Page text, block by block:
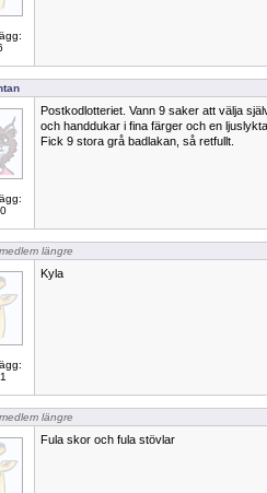
Postkodlotteriet. Vann 9 saker att välja
och handdukar i fina färger och en
Fick 9 stora grå badlakan, så retfullt.
längre
Kyla
längre
Fula skor och fula stövlar